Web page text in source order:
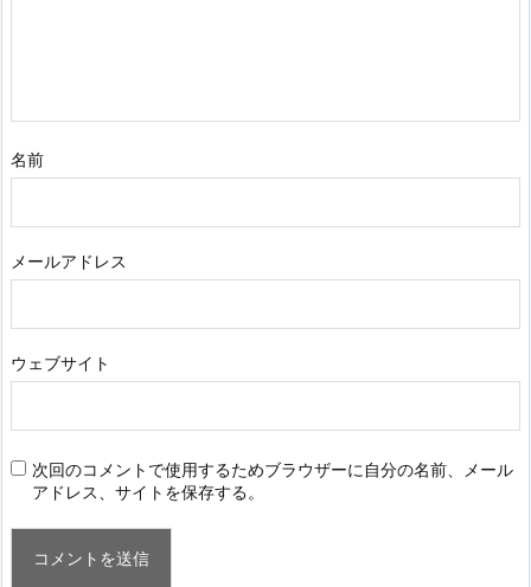
名前
メールアドレス
ウェブサイト
次回のコメントで使用するためブラウザーに自分の名前、メール
アドレス、サイトを保存する。